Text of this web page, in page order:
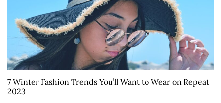
7 Winter Fashion Trends You’ll Want to Wear on Repeat
2023